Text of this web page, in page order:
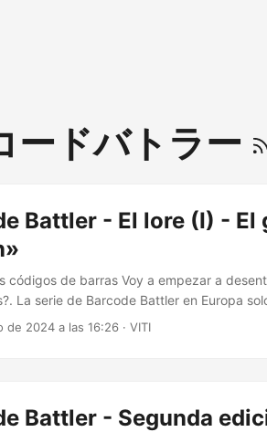
ードバトラー
Battler - El lore (I) -
códigos de barras Voy a empezar a
La serie de Barcode Battler en Europa
En esa edición viene con una página
de 2024 a las 16:26 · VITI
Battler - Segunda